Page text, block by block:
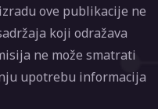
ove publikacije ne
koji odražava
ne može smatrati
upotrebu informacija